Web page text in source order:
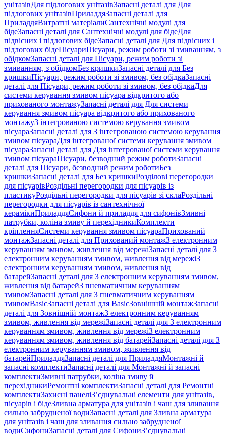
унітазівДля підлогових унітазівЗапасні деталі для Для
підлогових унітазівПриладдяЗапасні деталі для
ПриладдяВитратні матеріалиСантехнічні модулі для
бідеЗапасні деталі для Сантехнічні модулі для бідеДля
підвісних і підлогових бідеЗапасні деталі для Для підвісних і
підлогових бідеПісуариПісуари, режим роботи зі змиванням, з
обідкомЗапасні деталі для Пісуари, режим роботи зі
змиванням, з обідкомБез кришкиЗапасні деталі для Без
кришкиПісуари, режим роботи зі змивом, без обідкаЗапасні
деталі для Пісуари, режим роботи зі змивом, без обідкаДля
системи керування змивом пісуара відкритого або
прихованого монтажуЗапасні деталі для Для системи
керування змивом пісуара відкритого або прихованого
монтажуЗ інтегрованою системою керування змивом
пісуараЗапасні деталі для З інтегрованою системою керування
змивом пісуараДля інтегрованої системи керування змивом
пісуараЗапасні деталі для Для інтегрованої системи керування
змивом пісуараПісуари, безводний режим роботиЗапасні
деталі для Пісуари, безводний режим роботиБез
кришкиЗапасні деталі для Без кришкиРозділові перегородки
для пісуарівРоздільні перегородки для пісуарів із
пластикуРоздільні перегородки для пісуарів зі склаРоздільні
перегородки для пісуарів із сантехнічної
керамікиПриладдяСифони й приладдя для сифонівЗмивні
патрубки, коліна змиву й перехідникиКомплекти
кріпленняСистеми керування змивом пісуараПрихований
монтажЗапасні деталі для Прихований монтажЗ електронним
керуванням змивом, живлення від мережіЗапасні деталі для З
електронним керуванням змивом, живлення від мережіЗ
електронним керуванням змивом, живлення від
батарейЗапасні деталі для З електронним керуванням змивом,
живлення від батарейЗ пневматичним керуванням
змивомЗапасні деталі для З пневматичним керуванням
змивомBasicЗапасні деталі для BasicЗовнішній монтажЗапасні
деталі для Зовнішній монтажЗ електронним керуванням
змивом, живлення від мережіЗапасні деталі для З електронним
керуванням змивом, живлення від мережіЗ електронним
керуванням змивом, живлення від батарейЗапасні деталі для З
електронним керуванням змивом, живлення від
батарейПриладдяЗапасні деталі для ПриладдяМонтажні й
запасні комплектиЗапасні деталі для Монтажні й запасні
комплектиЗмивні патрубки, коліна змиву й
перехідникиРемонтні комплектиЗапасні деталі для Ремонтні
комплектиЗахисні панеліЗ’єднувальні елементи для унітазів,
пісуарів і бідеЗливна арматура для унітазів і чаш для зливання
сильно забрудненої водиЗапасні деталі для Зливна арматура
для унітазів і чаш для зливання сильно забрудненої
водиСифониЗапасні деталі для СифониЗ’єднувальні